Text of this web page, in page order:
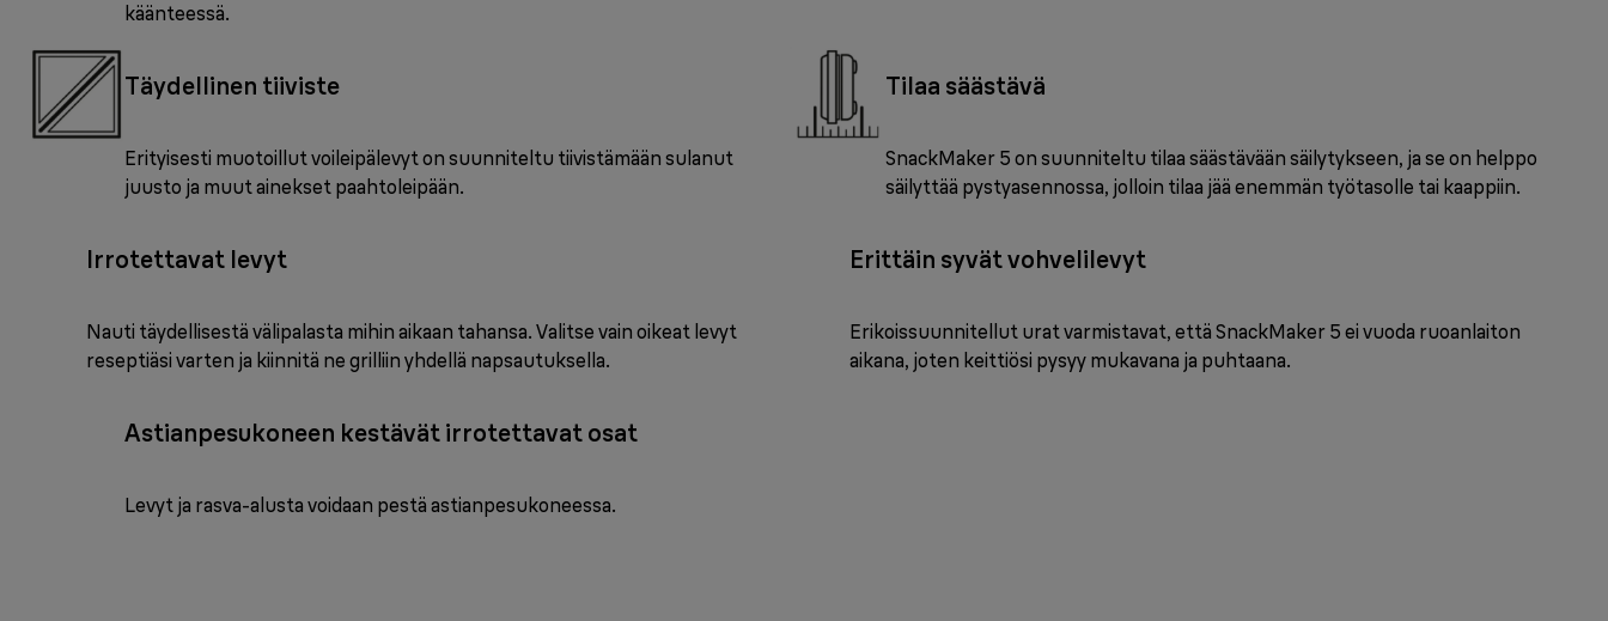
käänteessä.
Täydellinen tiiviste
Erityisesti muotoillut voileipälevyt on suunniteltu tiivistämään sulanut
juusto ja muut ainekset paahtoleipään.
Tilaa säästävä
SnackMaker 5 on suunniteltu tilaa säästävään säilytykseen, ja se on helppo
säilyttää pystyasennossa, jolloin tilaa jää enemmän työtasolle tai kaappiin.
Irrotettavat levyt
Nauti täydellisestä välipalasta mihin aikaan tahansa. Valitse vain oikeat levyt
reseptiäsi varten ja kiinnitä ne grilliin yhdellä napsautuksella.
Erittäin syvät vohvelilevyt
Erikoissuunnitellut urat varmistavat, että SnackMaker 5 ei vuoda ruoanlaiton
aikana, joten keittiösi pysyy mukavana ja puhtaana.
Astianpesukoneen kestävät irrotettavat osat
Levyt ja rasva-alusta voidaan pestä astianpesukoneessa.